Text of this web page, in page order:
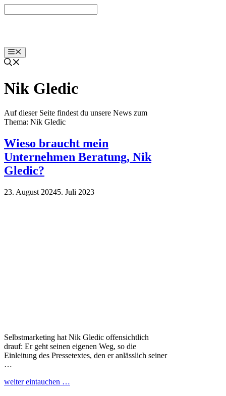
Inhalt
Menü
Nik Gledic
Auf dieser Seite findest du unsere News zum
Thema: Nik Gledic
Wieso braucht mein
Unternehmen Beratung, Nik
Gledic?
23. August 20245. Juli 2023
Selbstmarketing hat Nik Gledic offensichtlich
drauf: Er geht seinen eigenen Weg, so die
Einleitung des Pressetextes, den er anlässlich seiner
…
weiter eintauchen …